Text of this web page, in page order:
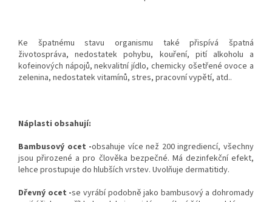
Ke špatnému stavu organismu také přispívá špatná
životospráva, nedostatek pohybu, kouření, pití alkoholu a
kofeinových nápojů, nekvalitní jídlo, chemicky ošetřené ovoce a
zelenina, nedostatek vitamínů, stres, pracovní vypětí, atd..
Náplasti obsahují:
Bambusový ocet -obsahuje více než 200 ingrediencí, všechny
jsou přirozené a pro člověka bezpečné. Má dezinfekční efekt,
lehce prostupuje do hlubších vrstev. Uvolňuje dermatitidy.
Dřevný ocet -se vyrábí podobně jako bambusový a dohromady